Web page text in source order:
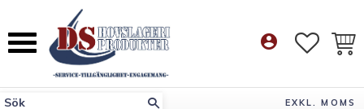
Meny account_circle
EXKL. MOMS